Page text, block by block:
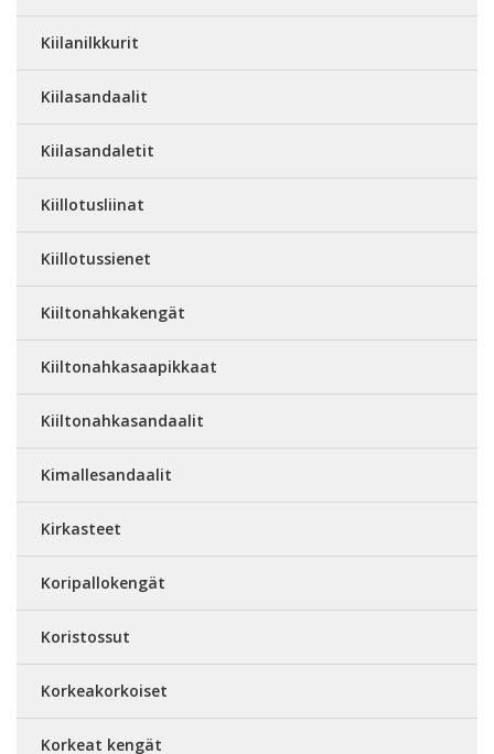
Kiilanilkkurit
Kiilasandaalit
Kiilasandaletit
Kiillotusliinat
Kiillotussienet
Kiiltonahkakengät
Kiiltonahkasaapikkaat
Kiiltonahkasandaalit
Kimallesandaalit
Kirkasteet
Koripallokengät
Koristossut
Korkeakorkoiset
Korkeat kengät